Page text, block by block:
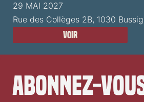
29 MAI 2027
Rue des Collèges 2B, 1030
Voir
Abonnez-